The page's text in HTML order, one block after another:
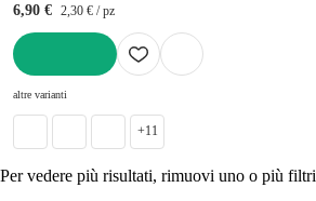
6,90 € 2,30 € / pz
altre varianti
+11
Per vedere più risultati, rimuovi uno o più filtri